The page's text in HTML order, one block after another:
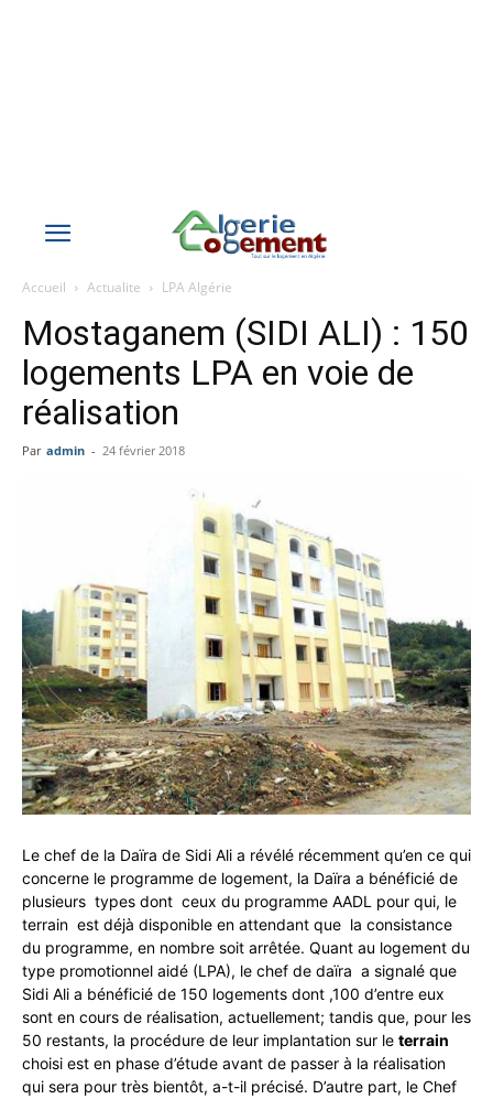
Accueil Actualite LPA Algérie
Mostaganem (SIDI ALI) : 150
logements LPA en voie de
réalisation
Par admin - 24 février 2018
Le chef de la Daïra de Sidi Ali a révélé récemment qu’en ce qui
concerne le programme de logement, la Daïra a bénéficié de
plusieurs types dont ceux du programme AADL pour qui, le
terrain est déjà disponible en attendant que la consistance
du programme, en nombre soit arrêtée. Quant au logement du
type promotionnel aidé (LPA), le chef de daïra a signalé que
Sidi Ali a bénéficié de 150 logements dont ,100 d’entre eux
sont en cours de réalisation, actuellement; tandis que, pour les
50 restants, la procédure de leur implantation sur le terrain
choisi est en phase d’étude avant de passer à la réalisation
qui sera pour très bientôt, a-t-il précisé. D’autre part, le Chef